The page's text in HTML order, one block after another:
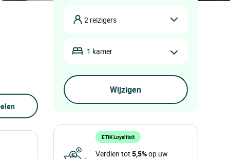
2 reizigers
1 kamer
ETIK Loyaliteit
Verdien tot 5,5%op uw